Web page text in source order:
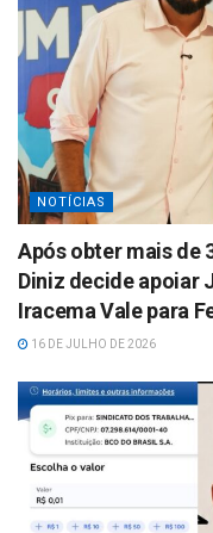
NOTÍCIAS
Após obter mais de
Diniz decide apoiar
Iracema Vale para
16 DE JULHO DE 2026